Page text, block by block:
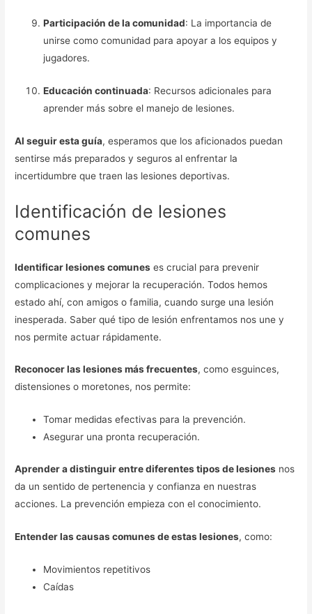
Participación de la comunidad: La importancia de
unirse como comunidad para apoyar a los equipos y
jugadores.
Educación continuada: Recursos adicionales para
aprender más sobre el manejo de lesiones.
Al seguir esta guía, esperamos que los aficionados puedan
sentirse más preparados y seguros al enfrentar la
incertidumbre que traen las lesiones deportivas.
Identificación de lesiones
comunes
Identificar lesiones comunes es crucial para prevenir
complicaciones y mejorar la recuperación. Todos hemos
estado ahí, con amigos o familia, cuando surge una lesión
inesperada. Saber qué tipo de lesión enfrentamos nos une y
nos permite actuar rápidamente.
Reconocer las lesiones más frecuentes, como esguinces,
distensiones o moretones, nos permite:
Tomar medidas efectivas para la prevención.
Asegurar una pronta recuperación.
Aprender a distinguir entre diferentes tipos de lesiones nos
da un sentido de pertenencia y confianza en nuestras
acciones. La prevención empieza con el conocimiento.
Entender las causas comunes de estas lesiones, como:
Movimientos repetitivos
Caídas